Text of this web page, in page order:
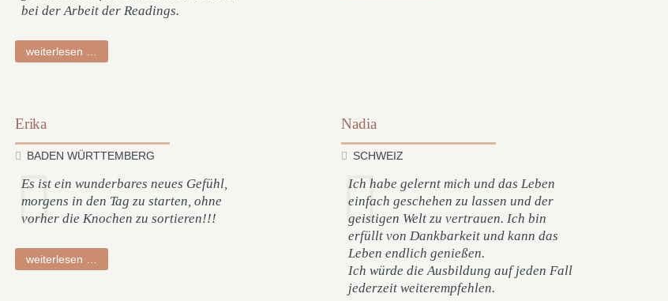
bei der Arbeit der Readings.
weiterlesen …
Erika
BADEN WÜRTTEMBERG
Es ist ein wunderbares neues Gefühl,
morgens in den Tag zu starten, ohne
vorher die Knochen zu sortieren!!!
weiterlesen …
Nadia
SCHWEIZ
Ich habe gelernt mich und das Leben
einfach geschehen zu lassen und der
geistigen Welt zu vertrauen. Ich bin
erfüllt von Dankbarkeit und kann das
Leben endlich genießen.
Ich würde die Ausbildung auf jeden Fall
jederzeit weiterempfehlen.